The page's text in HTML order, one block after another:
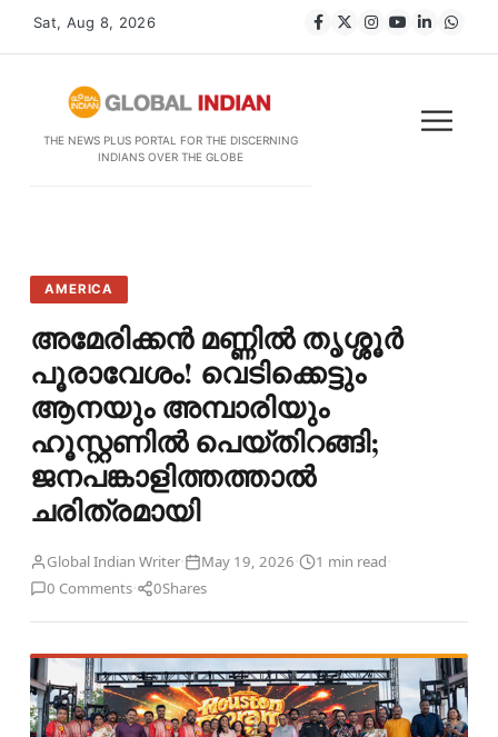
Sat, Aug 8, 2026
THE NEWS PLUS PORTAL FOR THE DISCERNING
INDIANS OVER THE GLOBE
AMERICA
അമേരിക്കൻ മണ്ണിൽ തൃശ്ശൂർ
പൂരാവേശം! വെടിക്കെട്ടും
ആനയും അമ്പാരിയും
ഹൂസ്റ്റണിൽ പെയ്തിറങ്ങി;
ജനപങ്കാളിത്തത്താൽ
ചരിത്രമായി
Global Indian Writer· May 19, 2026· 1 min read·
0 Comments· 0Shares